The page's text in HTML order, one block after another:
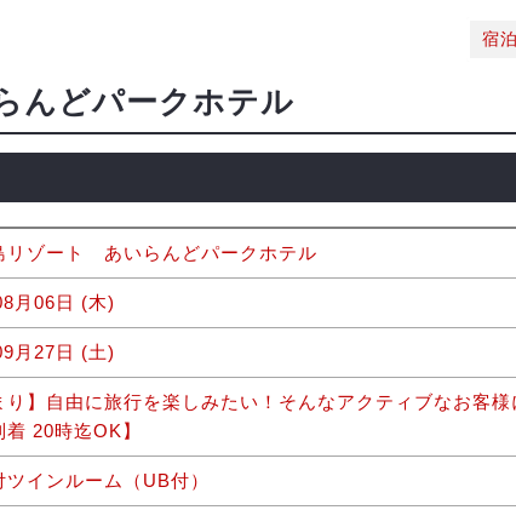
宿
んどパークホテル
リゾート あいらんどパークホテル
月06日 (木)
月27日 (土)
り】自由に旅行を楽しみたい！そんなアクティブなお客様
20時迄OK】
ツインルーム（UB付）